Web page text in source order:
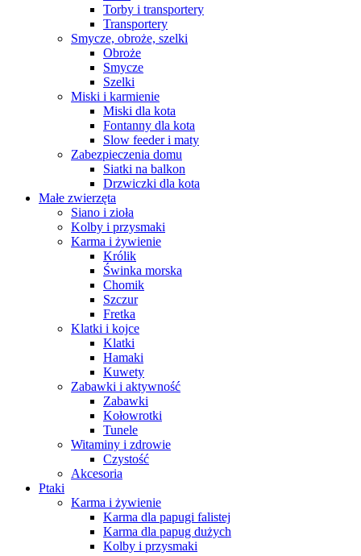
Torby i transportery
Transportery
Smycze, obroże, szelki
Obroże
Smycze
Szelki
Miski i karmienie
Miski dla kota
Fontanny dla kota
Slow feeder i maty
Zabezpieczenia domu
Siatki na balkon
Drzwiczki dla kota
Małe zwierzęta
Siano i zioła
Kolby i przysmaki
Karma i żywienie
Królik
Świnka morska
Chomik
Szczur
Fretka
Klatki i kojce
Klatki
Hamaki
Kuwety
Zabawki i aktywność
Zabawki
Kołowrotki
Tunele
Witaminy i zdrowie
Czystość
Akcesoria
Ptaki
Karma i żywienie
Karma dla papugi falistej
Karma dla papug dużych
Kolby i przysmaki